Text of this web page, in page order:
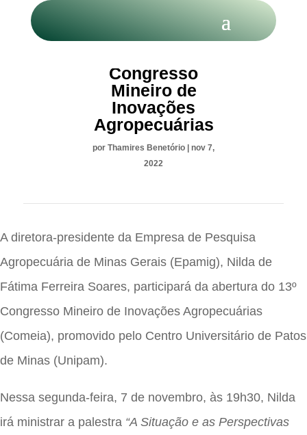
Congresso
Mineiro de
Inovações
Agropecuárias
por Thamires Benetório | nov 7,
2022
A diretora-presidente da Empresa de Pesquisa
Agropecuária de Minas Gerais (Epamig), Nilda de
Fátima Ferreira Soares, participará da abertura do 13º
Congresso Mineiro de Inovações Agropecuárias
(Comeia), promovido pelo Centro Universitário de Patos
de Minas (Unipam).
Nessa segunda-feira, 7 de novembro, às 19h30, Nilda
irá ministrar a palestra “A Situação e as Perspectivas